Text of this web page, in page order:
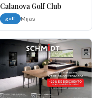
Calanova Golf Club
golf Mijas